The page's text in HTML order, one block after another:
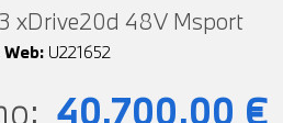
xDrive20d 48V Msport
Web: U221652
40.700,00 €